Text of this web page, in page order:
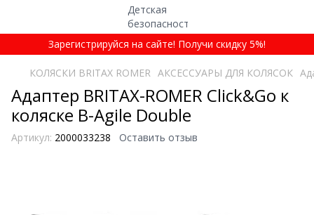
Зарегистрируйся на сайте! Получи скидку 5%!
КОЛЯСКИ BRITAX ROMER АКСЕССУАРЫ ДЛЯ КОЛЯСОК
Адаптер BRITAX-ROMER Click&Go к
коляске B-Agile Double
Артикул: 2000033238 Оставить отзыв